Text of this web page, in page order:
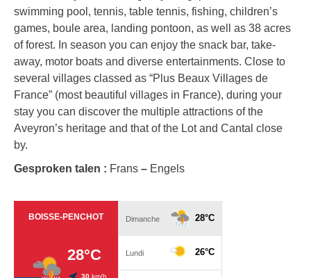
swimming pool, tennis, table tennis, fishing, children’s
games, boule area, landing pontoon, as well as 38 acres
of forest. In season you can enjoy the snack bar, take-
away, motor boats and diverse entertainments. Close to
several villages classed as “Plus Beaux Villages de
France” (most beautiful villages in France), during your
stay you can discover the multiple attractions of the
Aveyron’s heritage and that of the Lot and Cantal close
by.
Gesproken talen : Frans – Engels